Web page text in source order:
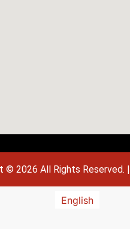
© 2026 All Rights Reserved. |
English